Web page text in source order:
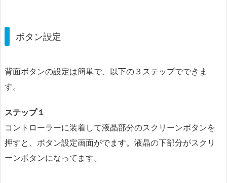
ボタン設定
背面ボタンの設定は簡単で、以下の３ステップでできま
す。
ステップ１
コントローラーに装着して液晶部分のスクリーンボタンを
押すと、ボタン設定画面がでます。液晶の下部分がスクリ
ーンボタンになってます。